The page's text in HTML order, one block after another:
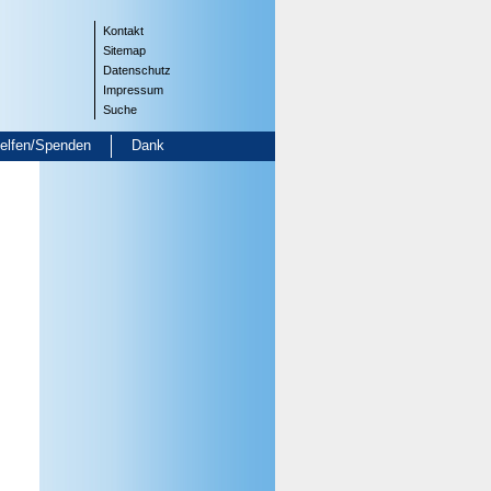
Kontakt
Sitemap
Datenschutz
Impressum
Suche
Spenden Dank